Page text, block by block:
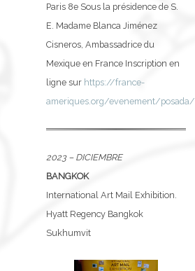
Paris 8e Sous la présidence de S.
E. Madame Blanca Jiménez
Cisneros, Ambassadrice du
Mexique en France Inscription en
ligne sur https://france-
ameriques.org/evenement/posada/
2023 – DICIEMBRE
BANGKOK
International Art Mail Exhibition.
Hyatt Regency Bangkok
Sukhumvit